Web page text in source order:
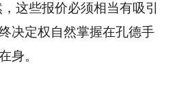
这些报价必须相当有吸引
决定权自然掌握在孔德手
身。